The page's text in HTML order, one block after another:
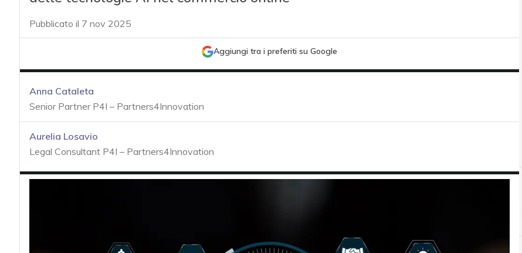
Pubblicato il 7 nov 2025
Aggiungi tra i preferiti su Google
Anna Cataleta
Senior Partner P4I – Partners4Innovation
Aurelia Losavio
Legal Consultant P4I – Partners4Innovation